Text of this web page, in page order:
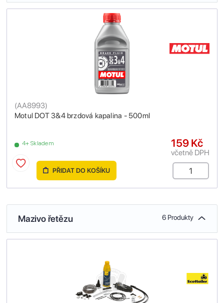
Motul DOT 3&4 brzdová kapalina - 500ml
(AA8993)
4+ Skladem 159 Kč
včetně DPH
PŘIDAT DO KOŠÍKU
Mazivo řetězu 6 Produkty